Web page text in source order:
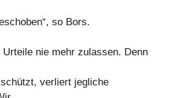
so Bors.
Urteile nie mehr zulassen. Denn
verliert jegliche